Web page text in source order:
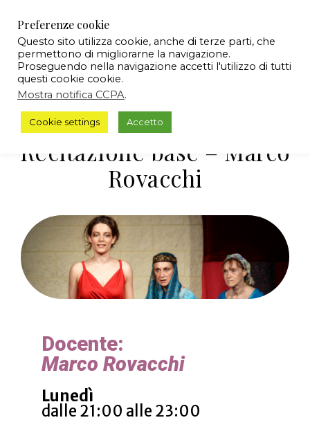
Recitazione base – Marco
Rovacchi
Docente:
Marco Rovacchi
Lunedì
dalle 21:00 alle 23:00
Preferenze cookie
Questo sito utilizza cookie, anche di terze parti, che
permettono di migliorarne la navigazione.
Proseguendo nella navigazione accetti l'utilizzo di tutti
questi cookie cookie.
Mostra notifica CCPA.
Cookie settings Accetto